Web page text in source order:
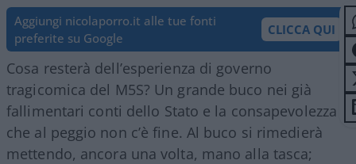
Aggiungi nicolaporro.it alle tue fonti
preferite su Google
CLICCA QUI
Cosa resterà dell’esperienza di governo
tragicomica del M5S? Un grande buco nei già
fallimentari conti dello Stato e la consapevolezza
che al peggio non c’è fine. Al buco si rimedierà
mettendo, ancora una volta, mano alla tasca;